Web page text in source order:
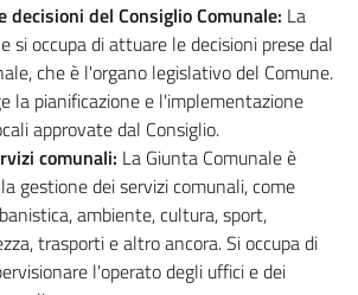
decisioni del Consiglio Comunale: La
si occupa di attuare le decisioni prese dal
che è l'organo legislativo del Comune.
la pianificazione e l'implementazione
approvate dal Consiglio.
comunali: La Giunta Comunale è
gestione dei servizi comunali, come
ambiente, cultura, sport,
trasporti e altro ancora. Si occupa di
l'operato degli uffici e dei